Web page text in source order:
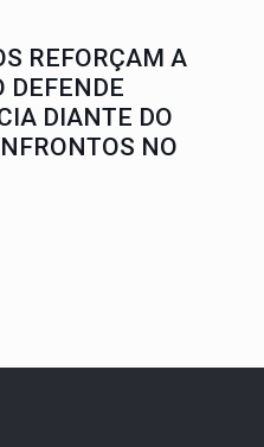
REFORÇAM A
DEFENDE
DIANTE DO
NO